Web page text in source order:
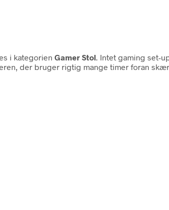
i kategorien Gamer Stol . Intet gaming set-
der bruger rigtig mange timer foran